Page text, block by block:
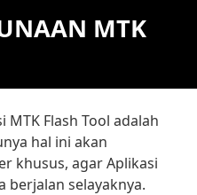
MTK
Flash Tool adalah
hal ini akan
khusus, agar Aplikasi
berjalan selayaknya.